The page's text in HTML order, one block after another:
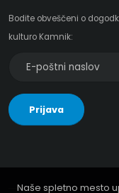
Naše spletno mesto
Bodite obveščeni o
kulturo Kamnik:
naslov
za
Prijava